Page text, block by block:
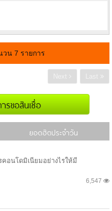
น 7 รายการ
Last
Next
ขอสินเชื่อ
ยอดฮิตประจำวัน
คอนโดมิเนียมอย่างไรให้มี
6,547